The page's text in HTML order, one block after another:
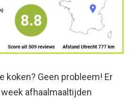
koken? Geen probleem! Er
afhaalmaaltijden